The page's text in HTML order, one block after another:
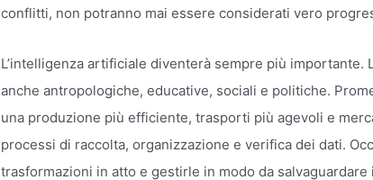
conflitti, non potranno mai essere considerati vero
L’intelligenza artificiale diventerà sempre più importante.
anche antropologiche, educative, sociali e politiche.
una produzione più efficiente, trasporti più agevoli e
processi di raccolta, organizzazione e verifica dei dati.
trasformazioni in atto e gestirle in modo da